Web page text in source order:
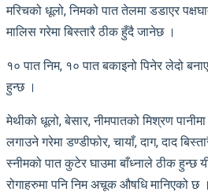
मरिचको धूलो, निमको पात तेलमा डडाएर
मालिस गरेमा बिस्तारै ठीक हुँदै जानेछ ।
१० पात निम, १० पात बकाइनो पिनेर लेदो
हुन्छ ।
मेथीको धूलो, बेसार, नीमपातको मिश्रण
लगाउने गरेमा डण्डीफोर, चायाँ, दाग, दाद
स्नीमको पात कुटेर घाउमा बाँध्नाले ठीक हुन्छ
रोगाहरुमा पनि निम अचूक औषधि मानिएको छ